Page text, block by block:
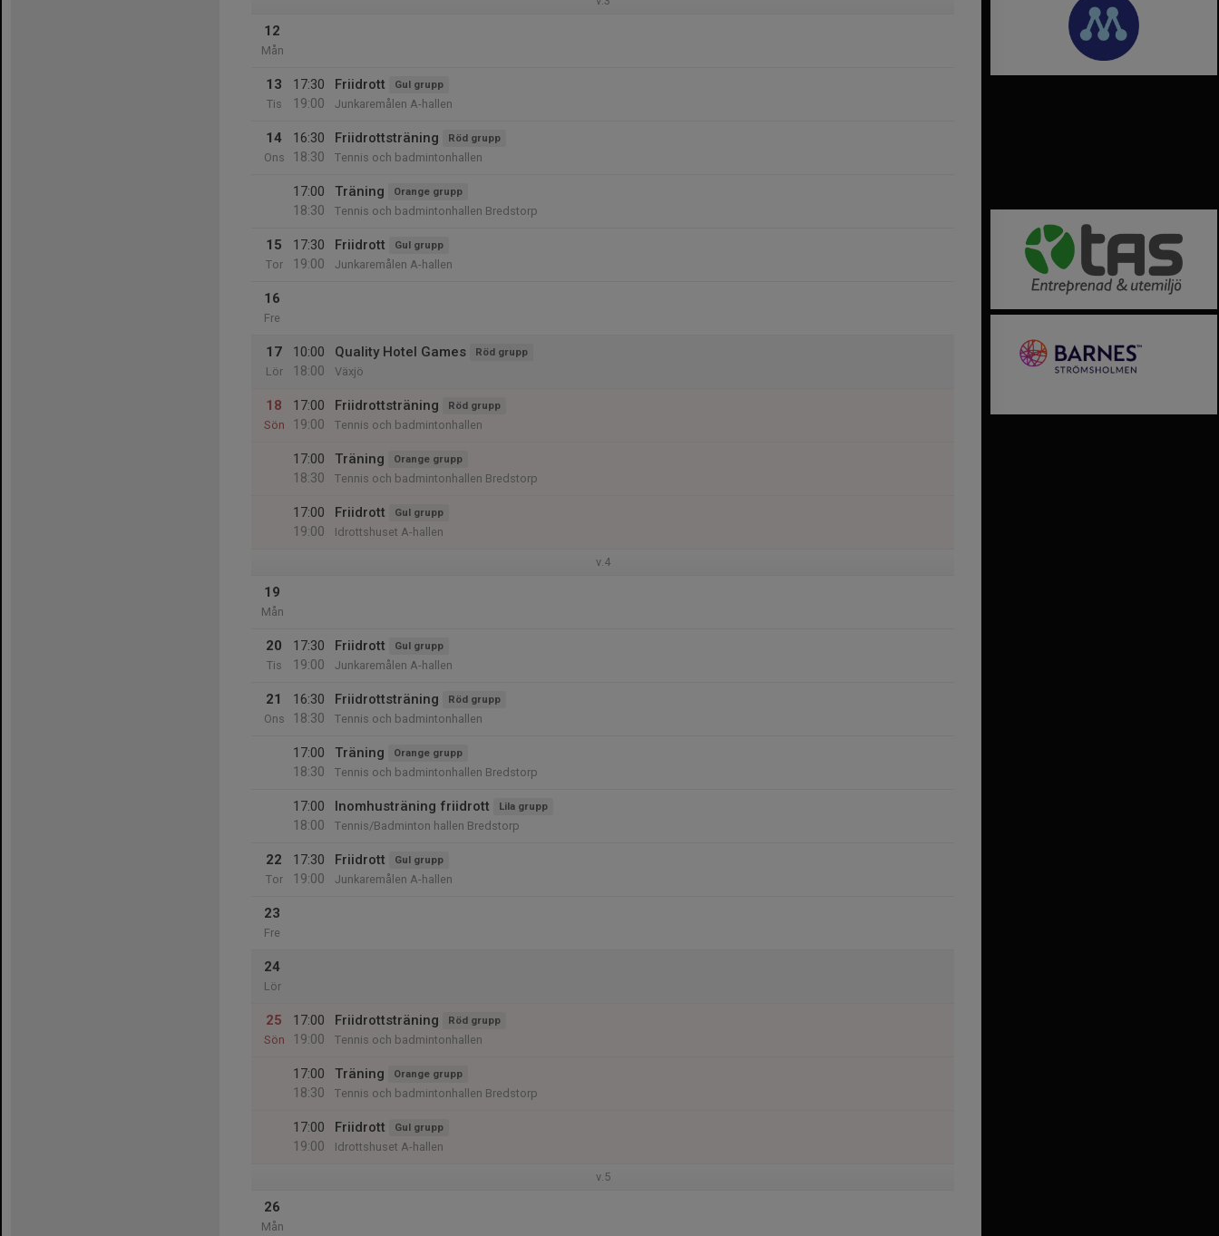
12
Mån
13
Tis
17:30
19:00
Friidrott Gul grupp
Junkaremålen A-hallen
14
Ons
16:30
18:30
Friidrottsträning Röd grupp
Tennis och badmintonhallen
17:00
18:30
Träning Orange grupp
Tennis och badmintonhallen Bredstorp
15
Tor
17:30
19:00
Friidrott Gul grupp
Junkaremålen A-hallen
16
Fre
17
Lör
10:00
18:00
Quality Hotel Games Röd grupp
Växjö
18
Sön
17:00
19:00
Friidrottsträning Röd grupp
Tennis och badmintonhallen
17:00
18:30
Träning Orange grupp
Tennis och badmintonhallen Bredstorp
17:00
19:00
Friidrott Gul grupp
Idrottshuset A-hallen
v.4
19
Mån
20
Tis
17:30
19:00
Friidrott Gul grupp
Junkaremålen A-hallen
21
Ons
16:30
18:30
Friidrottsträning Röd grupp
Tennis och badmintonhallen
17:00
18:30
Träning Orange grupp
Tennis och badmintonhallen Bredstorp
17:00
18:00
Inomhusträning friidrott Lila grupp
Tennis/Badminton hallen Bredstorp
22
Tor
17:30
19:00
Friidrott Gul grupp
Junkaremålen A-hallen
23
Fre
24
Lör
25
Sön
17:00
19:00
Friidrottsträning Röd grupp
Tennis och badmintonhallen
17:00
18:30
Träning Orange grupp
Tennis och badmintonhallen Bredstorp
17:00
19:00
Friidrott Gul grupp
Idrottshuset A-hallen
v.5
26
Mån